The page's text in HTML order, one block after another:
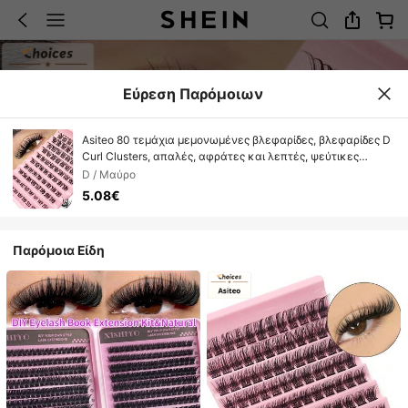
Εύρεση Παρόμοιων
Asiteo 80 τεμάχια μεμονωμένες βλεφαρίδες, βλεφαρίδες D
Curl Clusters, απαλές, αφράτες και λεπτές, ψεύτικες
βλεφαρίδες με φυσική εμφάνιση, για μεταχειρισμένες
καθημερινές επεκτάσεις μακιγιάζ και βλεφαρίδες.
D / Μαύρο
5.08€
Παρόμοια Είδη